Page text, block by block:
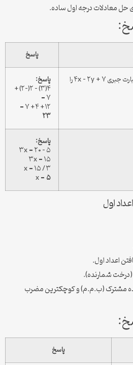
معادلات درجه اول ساده.
پاسخ
۱. اگر x=۳ و y=-۲ باشد، مقدار عبارت جبری ۴x – ۲y + ۷ را
پاسخ:
۴(۳) – ۲(-۲) +
۷ =
۱۲ + ۴ + ۷ =
۲۳
پاسخ:
۳x = ۲۰ – ۵
۳x = ۱۵
x = ۱۵ / ۳
x = ۵
اول
اعداد اول.
(درخت شمارنده).
مشترک (ب.م.م) و کوچکترین مضرب
پاسخ